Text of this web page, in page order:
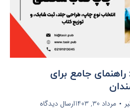
جامع برای
مرداد 30, 1403 ارسال دیدگاه